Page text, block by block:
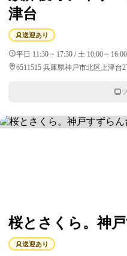
津台
送迎あり
平日 11:30 ~ 17:30 / 土 10:00 ~ 16:00
6511515 兵庫県神戸市北区上津台
桜とさくら。神
送迎あり